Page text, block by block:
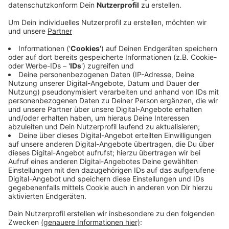
Die gebürtige Schottin Emeli Sandé gehört nicht nur
zu den erfolgreichsten Künstlerinnen Groß-Britanniens
sondern ganz sicher auch zu den besten Sängerinnen
ihrer Generation. Mit Hits wie "Next to me" oder "Read
all about it" ist sie auch bei seit Jahren nicht mehr aus
dem Programm wegzudenken. Jetzt gibt’s brandneues
Material der super sympathischen 32-Jährigen mit
dem markanten blonden Lockenkopf. "Real life" heißt
ihr neues Album das im September erscheint und mit
diesem neuen Material im Gepäck hat uns Emeli im
Studio besucht, uns von ihrem Leben und der Arbeit an
der neuen Platte erzählt und außerdem ihre brandneue
Single "Shine" in einer exklusiven Version für uns
gesungen.
Anzeige